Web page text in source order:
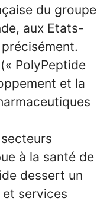
du groupe
aux Etats-
PolyPeptide
et la
à la santé de
dessert un
services